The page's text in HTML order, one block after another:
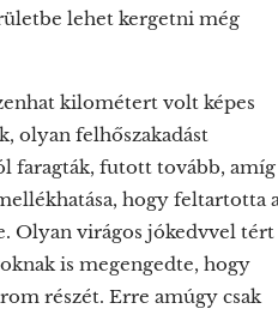
lehet kergetni még
kilométert volt képes
olyan felhőszakadást
faragták, futott tovább, amíg
hogy feltartotta
Olyan virágos jókedvvel tért
is megengedte, hogy
részét. Erre amúgy csak